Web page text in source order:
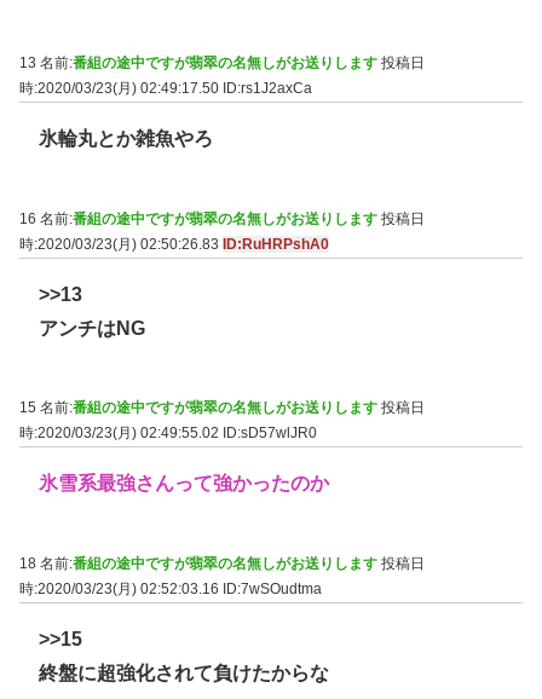
13 名前:番組の途中ですが翡翠の名無しがお送りします 投稿日
時:2020/03/23(月) 02:49:17.50 ID:rs1J2axCa
氷輪丸とか雑魚やろ
16 名前:番組の途中ですが翡翠の名無しがお送りします 投稿日
時:2020/03/23(月) 02:50:26.83 ID:RuHRPshA0
>>13
アンチはNG
15 名前:番組の途中ですが翡翠の名無しがお送りします 投稿日
時:2020/03/23(月) 02:49:55.02
ID:sD57wlJR0
氷雪系最強さんって強かったのか
18 名前:番組の途中ですが翡翠の名無しがお送りします 投稿日
時:2020/03/23(月) 02:52:03.16 ID:7wSOudtma
>>15
終盤に超強化されて負けたからな